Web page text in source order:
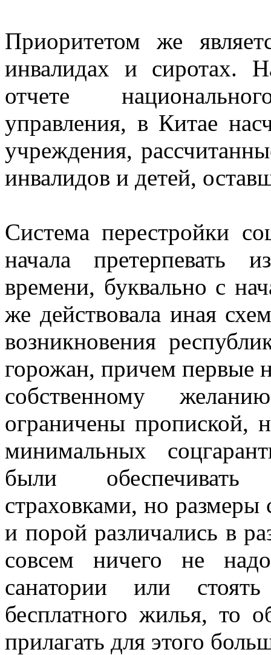
Приоритетом же
инвалидах и сиротах.
отчете
управления, в Китае
учреждения,
инвалидов и детей,
Система перестройки
начала претерпевать
времени, буквально с
же действовала иная
возникновения
горожан, причем первые
собственному
ограничены пропиской,
минимальных
были обеспечивать
страховками, но размеры
и порой различались в
совсем ничего не
санатории или
бесплатного жилья, то
прилагать для этого